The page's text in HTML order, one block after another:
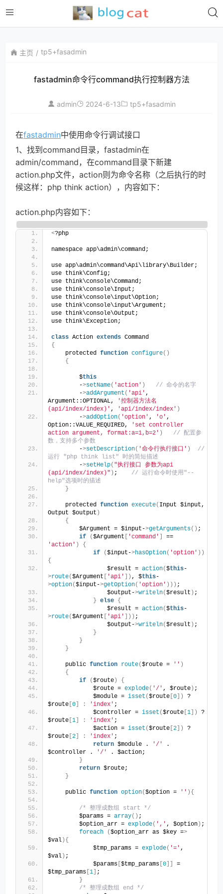
主页 tp5+fasadmin
fastadmin命令行command执行控制器方法
admin 2024-6-13 tp5+fasadmin
在fastadmin中使用命令行调试接口
1、找到command目录，fastadmin在
admin/command，在command目录下新建
action.php文件，action则为命令名称（之后执行的时
候这样：php think action），内容如下：
action.php内容如下：
<?php
namespace app\admin\command;
use app\admin\command\Api\library\Builder;
use think\Config;
use think\console\Command;
use think\console\Input;
use think\console\input\Option;
use think\console\input\Argument;
use think\console\Output;
use think\Exception;
class Action extends Command
{
    protected
function configure()
{
        $
this
        -
>setName( 'action' )
// 命令的名字
        -
>addArgument ( 'api' ,
Argument::OPTIONAL,
'控制器方法名
(api/index/index)' , 'api/index/index' )
        -
>addOption( 'option' , 'o' ,
Option::VALUE_REQUIRED,
'set controller
action argument, format:a=1,b=2' )
// 配置参
数，支持多个参数
        -
>setDescription( '命令行执行接口' )
//
运行 "php think list" 时的简短描述
        -
>setHelp( "执行接口 参数为api
(api/index/index)" ) ; // 运行命令时使用"--
help"选项时的描述
}
    protected
function execute( Input $input,
Output $output )
{
        $Argument = $input-
>getArguments() ;
if
($Argument 'command'
'action' )
{
if
($input->hasOption( 'option' ))
{
                $result =
action($this-
>route($Argument 'api' ]) , $this-
>option($input->getOption( 'option' ))) ;
                $output-
>writeln($result ) ;
} else {
                $result =
action($this-
>route($Argument 'api' ])) ;
                $output-
>writeln($result ) ;
}
}
}
    public
function route($route = '' )
{
if
($route )
{
            $route =
explode( '/' , $route ) ;
            $module =
isset ($route 0 ])
?
$route 0 : 'index' ;
            $controller =
isset ($route 1 ])
?
$route 1 : 'index' ;
            $action =
isset ($route 2 ])
?
$route 2 : 'index' ;
return $module . '/'
.
$controller .
'/'
. $action;
}
return $route;
}
    public
function option($option = '' ){
/* 整理成数组 start */
        $params =
array() ;
        $option_arr =
explode( ',' , $option ) ;
foreach
($option_arr as $key =>
$val ){
            $tmp_params =
explode( '=' ,
$val ) ;
            $params
$tmp_params 0
=
$tmp_params 1
;
}
/* 整理成数组 end */